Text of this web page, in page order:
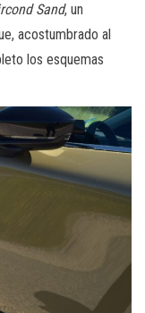
Sand, un
acostumbrado al
los esquemas